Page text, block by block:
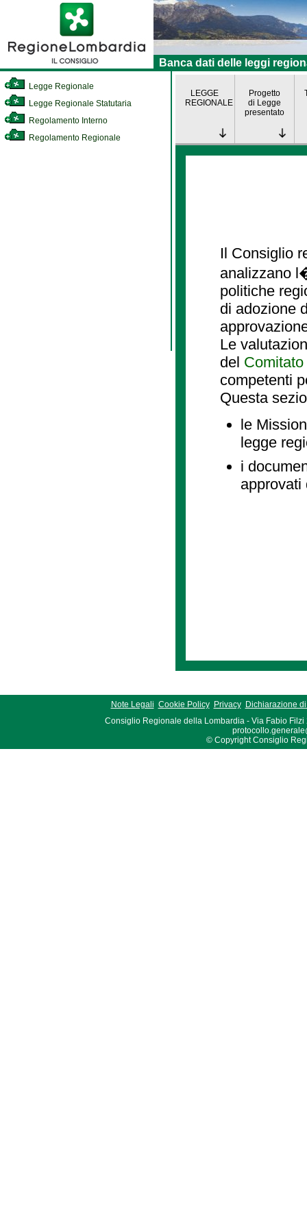
Banca dati delle leggi
Legge Regionale
Legge Regionale Statutaria
Regolamento Interno
Regolamento Regionale
LEGGE
REGIONALE
Progetto
di Legge
presentato
Il Consiglio
analizzano
politiche
di adozione
Le
del
competenti
Questa
le
legge
i
approvati
Note Legali Cookie Policy Privacy
Dichiarazione
Consiglio Regionale della Lombardia - Via Fabio Filzi
© Copyright Consiglio